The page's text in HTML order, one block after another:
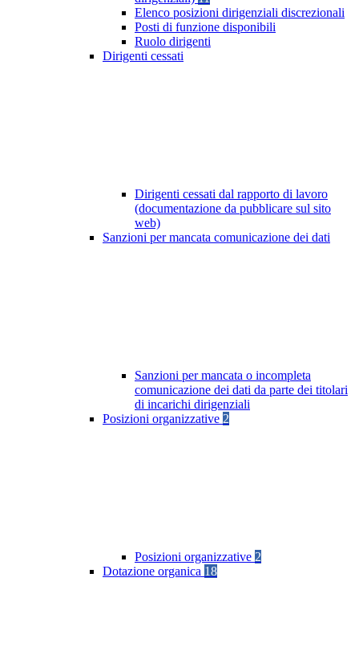
Elenco posizioni dirigenziali discrezionali
Posti di funzione disponibili
Ruolo dirigenti
Dirigenti cessati
Dirigenti cessati dal rapporto di lavoro
(documentazione da pubblicare sul sito
web)
Sanzioni per mancata comunicazione dei dati
Sanzioni per mancata o incompleta
comunicazione dei dati da parte dei titolari
di incarichi dirigenziali
Posizioni organizzative 2
Posizioni organizzative 2
Dotazione organica 18